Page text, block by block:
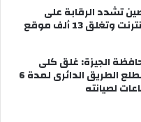
تشدد الرقابة على
وتغلق 13 ألف موقع
الجيزة: غلق كلى
لمطلع الطريق الدائرى لمدة 6
لصيانته